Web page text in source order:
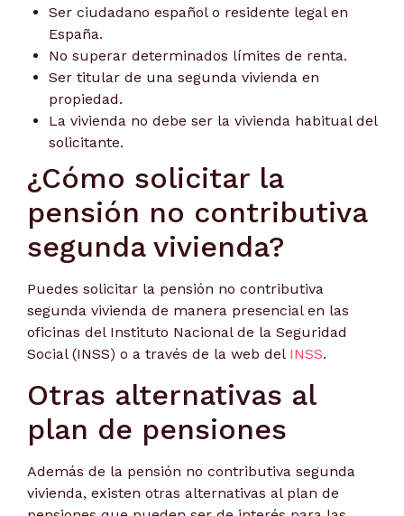
Ser ciudadano español o residente legal en
España.
No superar determinados límites de renta.
Ser titular de una segunda vivienda en
propiedad.
La vivienda no debe ser la vivienda habitual del
solicitante.
¿Cómo solicitar la
pensión no contributiva
segunda vivienda?
Puedes solicitar la pensión no contributiva
segunda vivienda de manera presencial en las
oficinas del Instituto Nacional de la Seguridad
Social (INSS) o a través de la web del INSS.
Otras alternativas al
plan de pensiones
Además de la pensión no contributiva segunda
vivienda, existen otras alternativas al plan de